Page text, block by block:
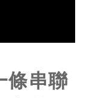
條串聯